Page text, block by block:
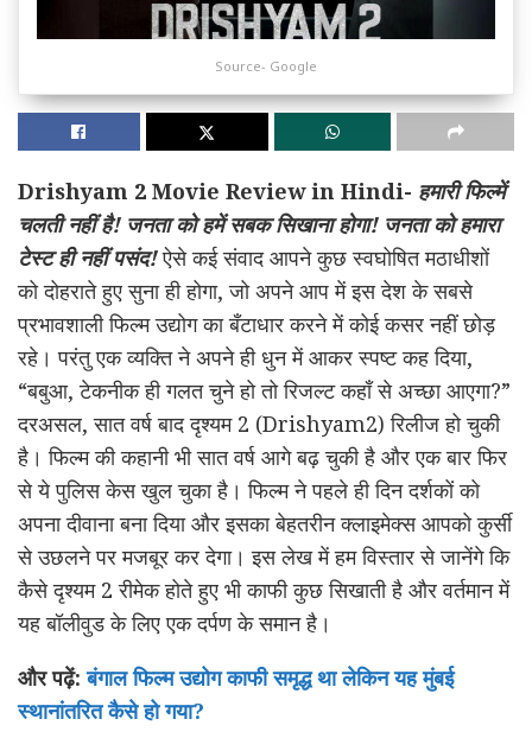
Source- Google
Drishyam 2 Movie Review in Hindi- हमारी फिल्में
चलती नहीं है! जनता को हमें सबक सिखाना होगा! जनता को हमारा
टेस्ट ही नहीं पसंद! ऐसे कई संवाद आपने कुछ स्वघोषित मठाधीशों
को दोहराते हुए सुना ही होगा, जो अपने आप में इस देश के सबसे
प्रभावशाली फिल्म उद्योग का बँटाधार करने में कोई कसर नहीं छोड़
रहे। परंतु एक व्यक्ति ने अपने ही धुन में आकर स्पष्ट कह दिया,
“बबुआ, टेकनीक ही गलत चुने हो तो रिजल्ट कहाँ से अच्छा आएगा?”
दरअसल, सात वर्ष बाद दृश्यम 2 (Drishyam2) रिलीज हो चुकी
है। फिल्म की कहानी भी सात वर्ष आगे बढ़ चुकी है और एक बार फिर
से ये पुलिस केस खुल चुका है। फिल्म ने पहले ही दिन दर्शकों को
अपना दीवाना बना दिया और इसका बेहतरीन क्लाइमेक्स आपको कुर्सी
से उछलने पर मजबूर कर देगा। इस लेख में हम विस्तार से जानेंगे कि
कैसे दृश्यम 2 रीमेक होते हुए भी काफी कुछ सिखाती है और वर्तमान में
यह बॉलीवुड के लिए एक दर्पण के समान है।
और पढ़ें:बंगाल फिल्म उद्योग काफी समृद्ध था लेकिन यह मुंबई
स्थानांतरित कैसे हो गया?